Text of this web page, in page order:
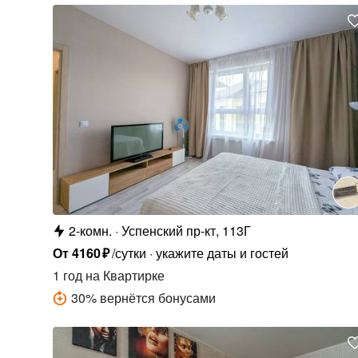
2-комн. Успенский пр-кт, 113Г
От4160₽/сутки укажите даты и гостей
1 годна Квартирке
30% вернётся бонусами